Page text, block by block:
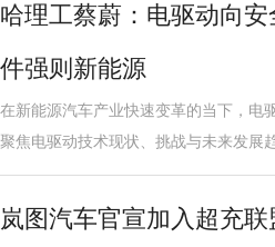
哈理工蔡蔚：电驱动向
件强则新能源
在新能源汽车产业快速变革的当下，电
聚焦电驱动技术现状、挑战与未来发展
岚图汽车官宣加入超充联